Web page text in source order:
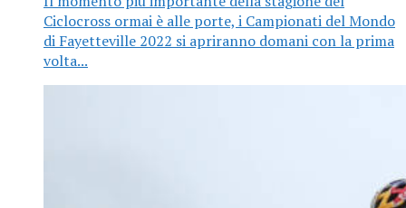
Ciclocross ormai è alle porte, i Campionati del Mondo
di Fayetteville 2022 si apriranno domani con la prima
volta...